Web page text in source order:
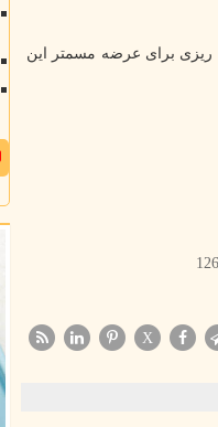
ریزی برای عرضه مسمتر این
X